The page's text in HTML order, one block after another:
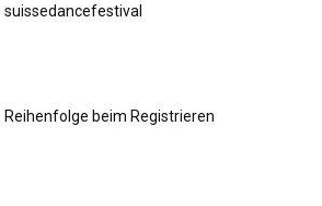
suissedancefestival
Reihenfolge beim Registrieren